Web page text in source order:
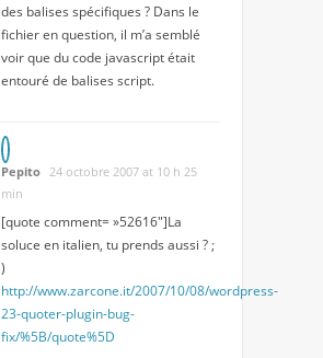
des balises spécifiques ? Dans le
fichier en question, il m’a semblé
voir que du code javascript était
entouré de balises script.
Pepito 24 octobre 2007 at 10 h 25
min
[quote comment= »52616″]La
soluce en italien, tu prends aussi ? ;
)
http://www.zarcone.it/2007/10/08/wordpress-
23-quoter-plugin-bug-
fix/%5B/quote%5D